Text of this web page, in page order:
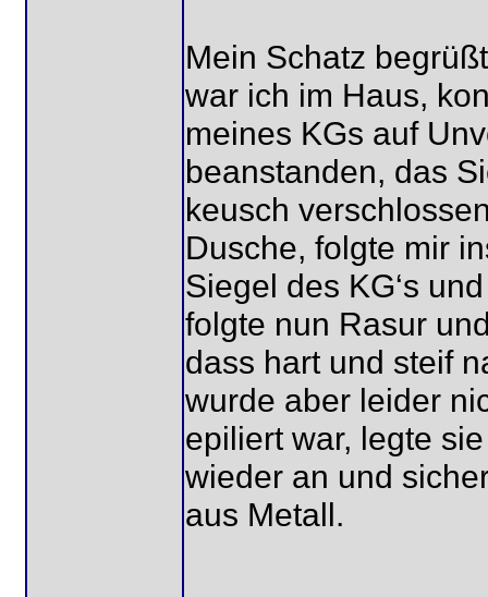
Mein Schatz
war ich im Haus,
meines KGs auf
beanstanden, das
keusch
Dusche, folgte mir
Siegel des KG‘s
folgte nun Rasur
dass hart und steif
wurde aber leider
epiliert war, legte
wieder an und
aus Metall.